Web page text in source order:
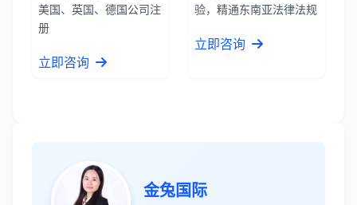
美国、英国、德国公司注
册
立即咨询
验，精通东南亚法律法规
立即咨询
金兔国际
张先生